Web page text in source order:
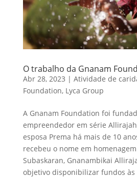
O trabalho da Gnanam
Abr 28, 2023 | Atividade de
Foundation, Lyca Group
A Gnanam Foundation foi
empreendedor em série
esposa Prema há mais de 10
recebeu o nome em
Subaskaran, Gnanambikai
objetivo disponibilizar fundos às